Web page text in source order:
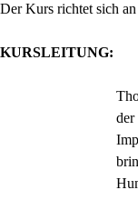
Der Kurs richtet sich
KURSLEITUNG:
der